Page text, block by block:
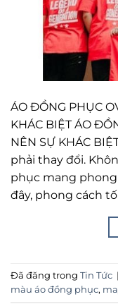
ÁO ĐỒNG PHỤC
KHÁC BIỆT ÁO
NÊN SỰ KHÁC
phải thay đổi.
phục mang
đây, phong cách
Đã đăng trong Tin Tức |
màu áo đồng phục,